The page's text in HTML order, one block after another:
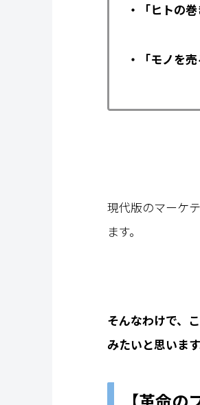
・「ヒトの巻
・「モノを
現代版のマーケ
ます。
そんなわけで、
みたいと思います